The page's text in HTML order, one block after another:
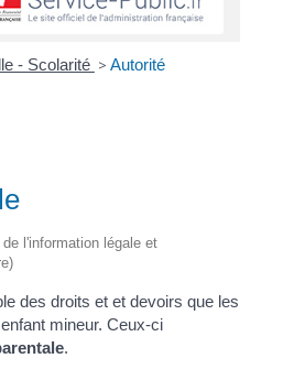
- Scolarité > Autorité
l'information légale et
des droits et et devoirs que les
mineur. Ceux-ci
.